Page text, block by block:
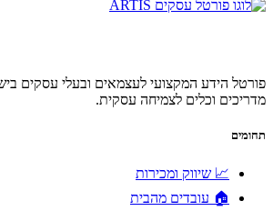
פורטל הידע המקצועי לעצמאים ובעלי עסקים
מדריכים וכלים לצמיחה עסקית.
תחומים
📈 שיווק ומכירות
🏠 עובדים מהבית